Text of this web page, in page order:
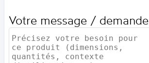
Votre message / demande